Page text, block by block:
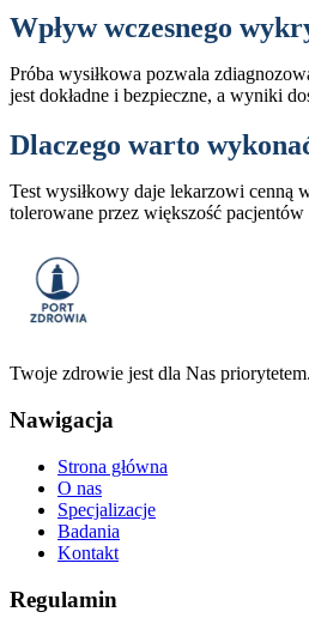
Wpływ wczesnego
Próba wysiłkowa pozwala
jest dokładne i bezpieczne, a wyniki
Dlaczego warto
Test wysiłkowy daje lekarzowi cenną
tolerowane przez większość
Twoje zdrowie jest dla Nas
Nawigacja
Strona główna
O nas
Specjalizacje
Badania
Kontakt
Regulamin